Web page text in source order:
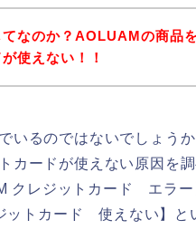
てなのか？AOLUAMの商品
使えない！！
いるのではないでしょう
カードが使えない原因を
クレジットカード エラ
ットカード 使えない】と